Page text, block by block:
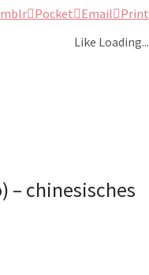
Pocket Email Print
Like Loading...
chinesisches